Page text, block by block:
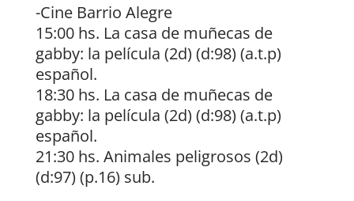
-Cine Barrio Alegre
15:00 hs. La casa de muñecas de
gabby: la película (2d) (d:98) (a.t.p)
español.
18:30 hs. La casa de muñecas de
gabby: la película (2d) (d:98) (a.t.p)
español.
21:30 hs. Animales peligrosos (2d)
(d:97) (p.16) sub.